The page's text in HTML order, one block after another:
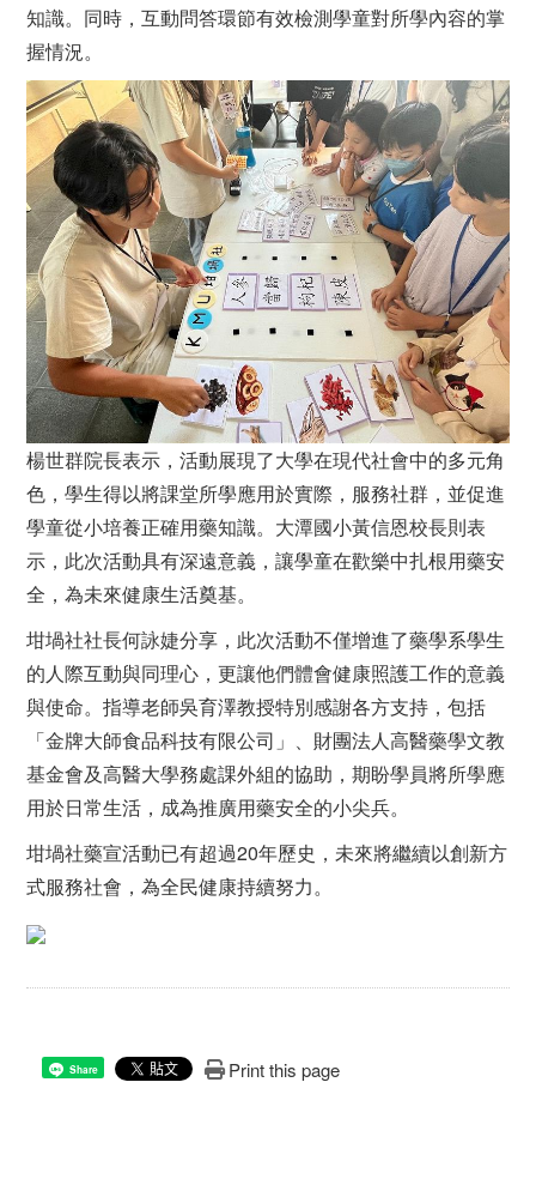
知識。同時，互動問答環節有效檢測學童對所學內容的掌
握情況。
楊世群院長表示，活動展現了大學在現代社會中的多元角
色，學生得以將課堂所學應用於實際，服務社群，並促進
學童從小培養正確用藥知識。大潭國小黃信恩校長則表
示，此次活動具有深遠意義，讓學童在歡樂中扎根用藥安
全，為未來健康生活奠基。
坩堝社社長何詠婕分享，此次活動不僅增進了藥學系學生
的人際互動與同理心，更讓他們體會健康照護工作的意義
與使命。指導老師吳育澤教授特別感謝各方支持，包括
「金牌大師食品科技有限公司」、財團法人高醫藥學文教
基金會及高醫大學務處課外組的協助，期盼學員將所學應
用於日常生活，成為推廣用藥安全的小尖兵。
坩堝社藥宣活動已有超過20年歷史，未來將繼續以創新方
式服務社會，為全民健康持續努力。
Share Print this page